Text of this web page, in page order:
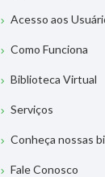
Acesso aos
Como Funciona
Biblioteca Virtual
Serviços
Conheça nossas
Fale Conosco